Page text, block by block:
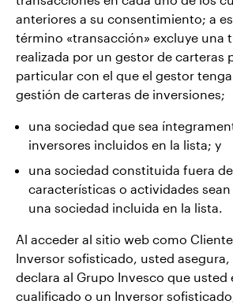
anteriores a su consentimiento; a
término «transacción» excluye una
realizada por un gestor de carteras
particular con el que el gestor
gestión de carteras de inversiones;
una sociedad que sea
inversores incluidos en la lista; y
una sociedad constituida fuera
características o actividades sean
una sociedad incluida en la lista.
Al acceder al sitio web como
Inversor sofisticado, usted asegura,
declara al Grupo Invesco que usted
cualificado o un Inversor